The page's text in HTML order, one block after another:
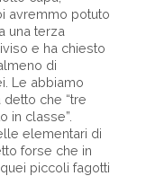
avremmo potuto
una terza
e ha chiesto
di
Le abbiamo
che “tre
in classe”.
elementari di
forse che in
piccoli fagotti